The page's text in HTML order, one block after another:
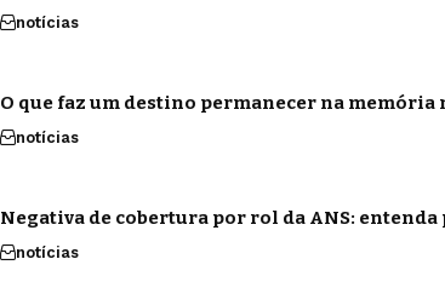
notícias
O que faz um destino permanecer na
notícias
Negativa de cobertura por rol da ANS:
notícias